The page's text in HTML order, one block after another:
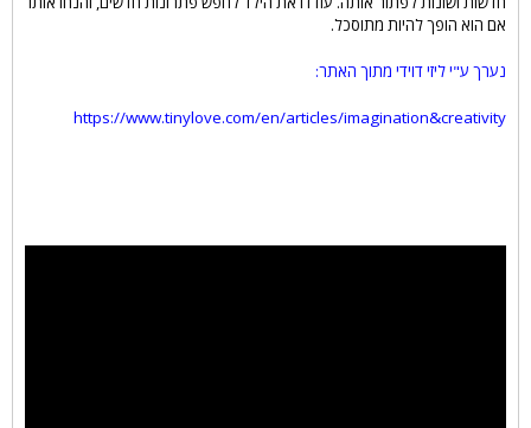
אם הוא הופך להיות מתוסכל.
נערך ע"י ליזי דוידי מתוך האתר:
https://www.tinylove.com/en/articles/imagination&creativity